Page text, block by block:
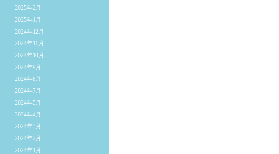
2025年2月
2025年1月
2024年12月
2024年11月
2024年10月
2024年9月
2024年8月
2024年7月
2024年5月
2024年4月
2024年3月
2024年2月
2024年1月